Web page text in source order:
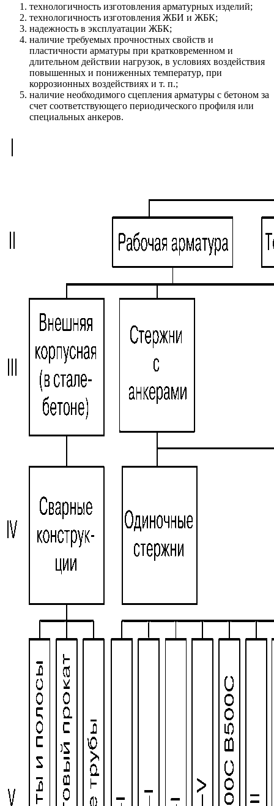
технологичность изготовления арматурных изделий;
технологичность изготовления ЖБИ и ЖБК;
надежность в эксплуатации ЖБК;
наличие требуемых прочностных свойств и
пластичности арматуры при кратковременном и
длительном действии нагрузок, в условиях воздействия
повышенных и пониженных температур, при
коррозионных воздействиях и т. п.;
наличие необходимого сцепления арматуры с бетоном за
счет соответствующего периодического профиля или
специальных анкеров.